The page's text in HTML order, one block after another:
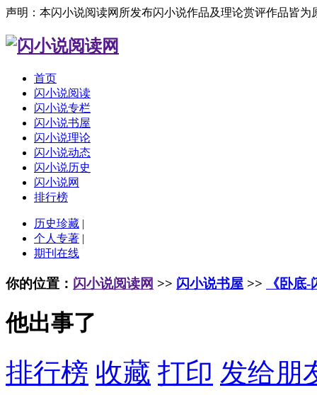
声明：本闪小说阅读网所发布闪小说作品及理论赏评作品皆
首页
闪小说阅读
闪小说专栏
闪小说书屋
闪小说理论
闪小说动态
闪小说历史
闪小说网
排行榜
历史珍藏 |
个人专著 |
期刊在线
你的位置： 闪小说阅读网 >> 闪小说书屋 >> 《卧底
他出事了
排行榜 收藏 打印 发给朋